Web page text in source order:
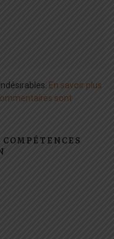
En savoir plus
sont